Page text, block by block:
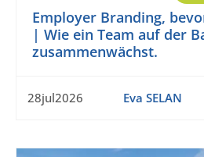
Employer Branding,
| Wie ein Team auf der
zusammenwächst.
28jul2026 Eva SELAN